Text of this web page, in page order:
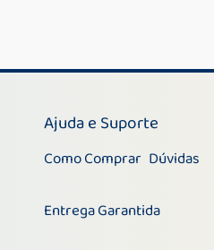
Ajuda e Suporte
Como Comprar Dúvidas
Entrega Garantida